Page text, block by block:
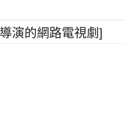
演的網路電視劇]